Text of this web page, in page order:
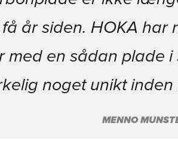
år siden. HOKA har
med en sådan plade i
noget unikt
MENNO